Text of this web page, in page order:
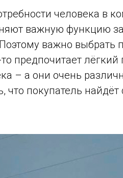
человека в
важную функцию
важно выбрать
то предпочитает
– а они очень
покупатель